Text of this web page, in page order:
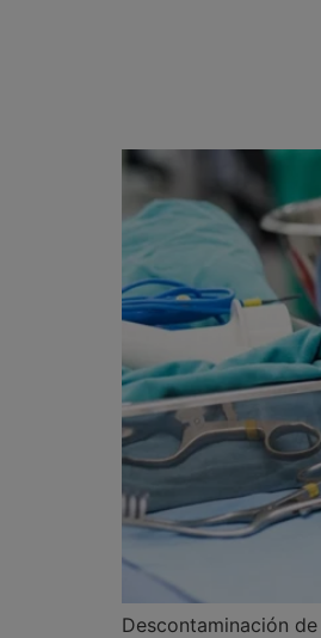
Descontaminación